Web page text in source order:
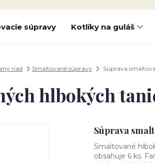
súpravy Kotlíky na guláš
riad Smaltované súpravy Súprava
hlbokých
Súprava
Smaltované
obsahuje 6 ks.